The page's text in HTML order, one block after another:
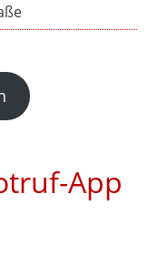
App